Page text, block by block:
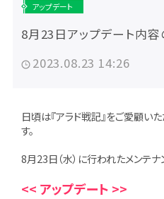
アップデート
8月23日アップデート内容
2023.08.23 14:26
日頃は『アラド戦記』をご愛顧い
す。
8月23日（水）に行われたメンテ
<< アップデート >>